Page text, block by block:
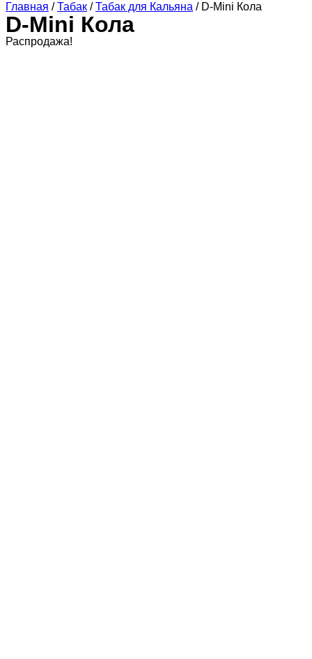
Главная /Табак /Табак для Кальяна / D-Mini Кола
D-Mini Кола
Распродажа!